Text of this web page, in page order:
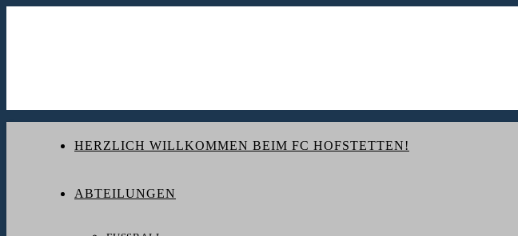
HERZLICH WILLKOMMEN BEIM FC HOFSTETTEN!
ABTEILUNGEN